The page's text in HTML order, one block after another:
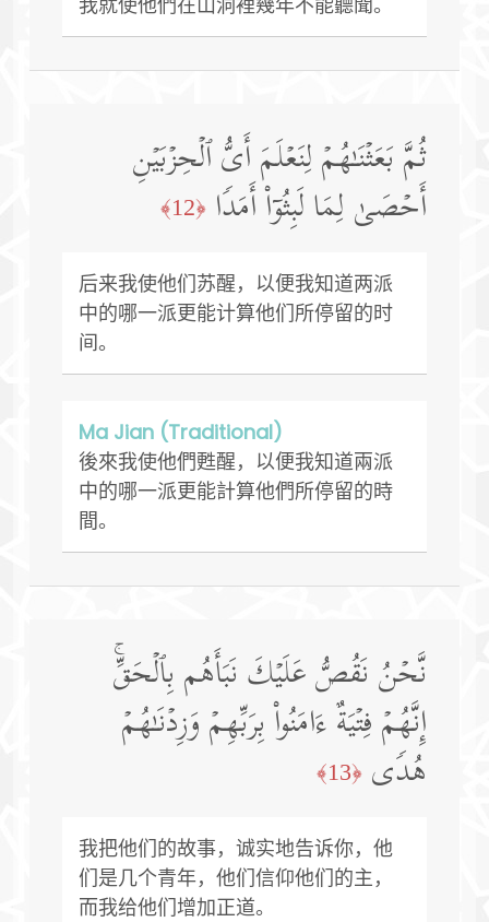
ثُمَّ بَعَثۡنَـٰهُمۡ لِنَعۡلَمَ أَیُّ ٱلۡحِزۡبَیۡنِ
أَحۡصَىٰ لِمَا لَبِثُوۤا۟ أَمَدࣰا ﴿12﴾
后来我使他们苏醒，以便我知道两派
中的哪一派更能计算他们所停留的时
间。
Ma Jian (Traditional)
後來我使他們甦醒，以便我知道兩派
中的哪一派更能計算他們所停留的時
間。
نَّحۡنُ نَقُصُّ عَلَیۡكَ نَبَأَهُم بِٱلۡحَقِّۚ
إِنَّهُمۡ فِتۡیَةٌ ءَامَنُوا۟ بِرَبِّهِمۡ وَزِدۡنَـٰهُمۡ
هُدࣰى ﴿13﴾
我把他们的故事，诚实地告诉你，他
们是几个青年，他们信仰他们的主，
而我给他们增加正道。